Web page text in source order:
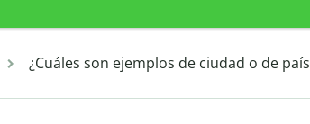
¿Cuáles son ejemplos de ciudad o de